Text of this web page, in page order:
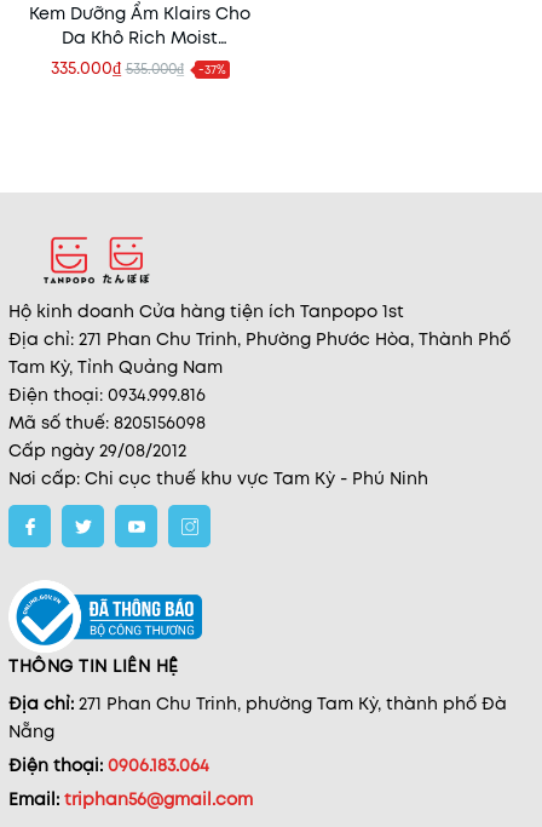
Kem Dưỡng Ẩm Klairs Cho
Da Khô Rich Moist
Soothing Cream
335.000₫ 535.000₫ -37%
Hộ kinh doanh Cửa hàng tiện ích Tanpopo 1st
Địa chỉ: 271 Phan Chu Trinh, Phường Phước Hòa, Thành Phố
Tam Kỳ, Tỉnh Quảng Nam
Điện thoại: 0934.999.816
Mã số thuế: 8205156098
Cấp ngày 29/08/2012
Nơi cấp: Chi cục thuế khu vực Tam Kỳ - Phú Ninh
THÔNG TIN LIÊN HỆ
Địa chỉ: 271 Phan Chu Trinh, phường Tam Kỳ, thành phố Đà
Nẵng
Điện thoại: 0906.183.064
Email: triphan56@gmail.com